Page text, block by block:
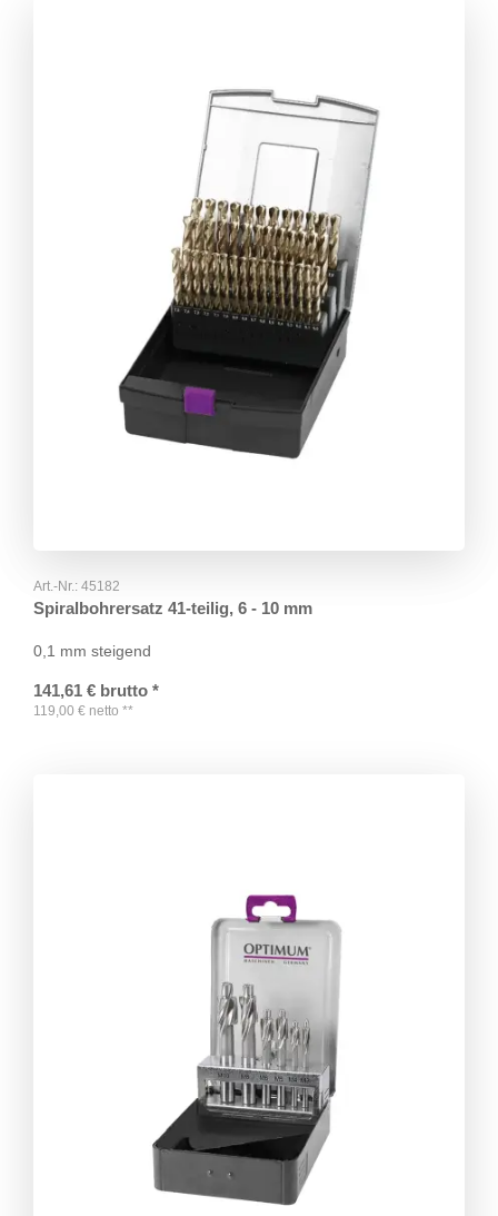
Art.-Nr.: 45182
Spiralbohrersatz 41-teilig, 6 - 10 mm
0,1 mm steigend
141,61 € brutto *
119,00 € netto **